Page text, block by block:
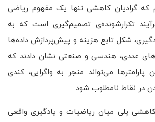
که گرادیان کاهشی تنها یک مفهوم ریاضی
تکرارشونده‌ی تصمیم‌گیری است که به
شکل تابع هزینه و پیش‌پردازش داده‌ها
عددی، هندسی و صنعتی نشان دادند که
پارامترها می‌تواند منجر به واگرایی، کندی
در نقاط نامطلوب شود.
کاهشی پلی میان ریاضیات و یادگیری واقعی